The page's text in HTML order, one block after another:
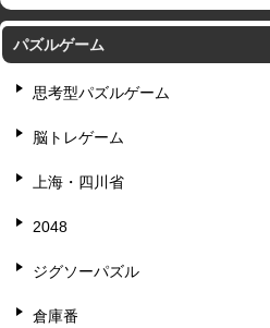
パズルゲーム
思考型パズルゲーム
脳トレゲーム
上海・四川省
2048
ジグソーパズル
倉庫番